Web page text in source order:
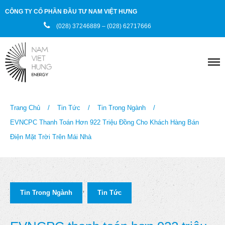
Sản phẩm
Dự án
CÔNG TY CỔ PHẦN ĐẦU TƯ NAM VIỆT HƯNG
(028) 37246889 – (028) 62717666
Trang Chủ / Tin Tức / Tin Trong Ngành
/
EVNCPC Thanh Toán Hơn 922 Triệu Đồng Cho Khách Hàng Bán
Điện Mặt Trời Trên Mái Nhà
Tin Trong Ngành , Tin Tức